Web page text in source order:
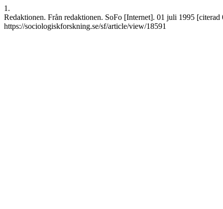
1.
Redaktionen. Från redaktionen. SoFo [Internet]. 01 juli 1995
https://sociologiskforskning.se/sf/article/view/18591